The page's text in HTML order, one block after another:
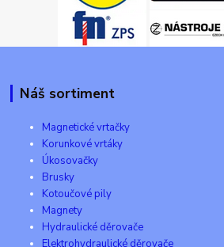
Náš sortiment
Magnetické vrtačky
Korunkové vrtáky
Úkosovačky
Brusky
Kotoučové pily
Magnety
Hydraulické děrovače
Elektrohydraulické děrovače